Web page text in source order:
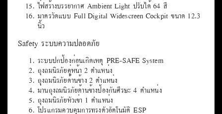
Seat
เบาะนั่งผู้โดยสารตอนหน้า ปรับด้วยไฟฟ้า
หน่วยความจำตำแหน่ง กระจกมองข้าง พวงมาลัย
เบาะนั่งผู้โดยสารตอนหลัง แยกพับอิสระ 60 : 40
ม่านบังแดดประตูด้านหลัง ซ้าย-ขวา
ม่านบังแดดกระจกบังลมหลัง เลื่อนขึ้น-ลง ด้วยไฟฟ้า
พวงมาลัย Multi-Function หุ้มด้วยหนัง Nappa
ปุ่มสตาร์ทเครื่องยนต์ Push Start Button
ไฟสร้างบรรยากาศ Ambient Light ปรับได้ 64 สี
มาตรวัดแบบ Full Digital Widescreen Cockpit ขนาด 12.3
นิ้ว